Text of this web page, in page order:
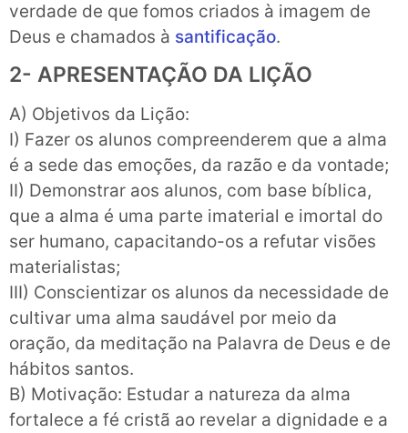
verdade de que fomos criados à imagem de
Deus e chamados à santificação.
2- APRESENTAÇÃO DA LIÇÃO
A) Objetivos da Lição:
I) Fazer os alunos compreenderem que a alma
é a sede das emoções, da razão e da vontade;
II) Demonstrar aos alunos, com base bíblica,
que a alma é uma parte imaterial e imortal do
ser humano, capacitando-os a refutar visões
materialistas;
III) Conscientizar os alunos da necessidade de
cultivar uma alma saudável por meio da
oração, da meditação na Palavra de Deus e de
hábitos santos.
B) Motivação: Estudar a natureza da alma
fortalece a fé cristã ao revelar a dignidade e a